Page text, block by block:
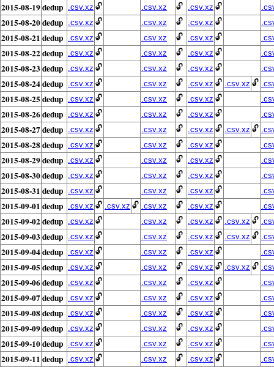
2015-08-19dedup .csv.xz 🔓 .csv.xz 🔓 .csv.xz 🔓
2015-08-20dedup .csv.xz 🔓 .csv.xz 🔓 .csv.xz 🔓
2015-08-21 dedup .csv.xz 🔓 .csv.xz 🔓 .csv.xz 🔓
2015-08-22dedup .csv.xz 🔓 .csv.xz 🔓 .csv.xz 🔓
2015-08-23dedup .csv.xz 🔓 .csv.xz 🔓 .csv.xz 🔓
2015-08-24dedup .csv.xz 🔓 .csv.xz 🔓 .csv.xz 🔓 .csv.xz 🔓
2015-08-25 dedup .csv.xz 🔓 .csv.xz 🔓 .csv.xz 🔓
2015-08-26dedup .csv.xz 🔓 .csv.xz 🔓 .csv.xz 🔓
2015-08-27dedup .csv.xz 🔓 .csv.xz 🔓 .csv.xz 🔓 .csv.xz 🔓
2015-08-28dedup .csv.xz 🔓 .csv.xz 🔓 .csv.xz 🔓
2015-08-29dedup .csv.xz 🔓 .csv.xz 🔓 .csv.xz 🔓
2015-08-30dedup .csv.xz 🔓 .csv.xz 🔓 .csv.xz 🔓
2015-08-31 dedup .csv.xz 🔓 .csv.xz 🔓 .csv.xz 🔓
2015-09-01 dedup .csv.xz 🔓 .csv.xz 🔓 .csv.xz 🔓 .csv.xz 🔓
2015-09-02dedup .csv.xz 🔓 .csv.xz 🔓 .csv.xz 🔓 .csv.xz 🔓
2015-09-03dedup .csv.xz 🔓 .csv.xz 🔓 .csv.xz 🔓 .csv.xz 🔓
2015-09-04dedup .csv.xz 🔓 .csv.xz 🔓 .csv.xz 🔓
2015-09-05 dedup .csv.xz 🔓 .csv.xz 🔓 .csv.xz 🔓 .csv.xz 🔓
2015-09-06dedup .csv.xz 🔓 .csv.xz 🔓 .csv.xz 🔓
2015-09-07dedup .csv.xz 🔓 .csv.xz 🔓 .csv.xz 🔓
2015-09-08dedup .csv.xz 🔓 .csv.xz 🔓 .csv.xz 🔓
2015-09-09dedup .csv.xz 🔓 .csv.xz 🔓 .csv.xz 🔓
2015-09-10dedup .csv.xz 🔓 .csv.xz 🔓 .csv.xz 🔓
2015-09-11 dedup .csv.xz 🔓 .csv.xz 🔓 .csv.xz 🔓